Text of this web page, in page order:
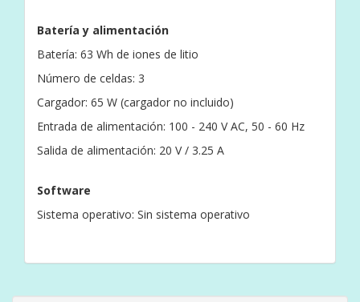
Batería y alimentación
Batería: 63 Wh de iones de litio
Número de celdas: 3
Cargador: 65 W (cargador no incluido)
Entrada de alimentación: 100 - 240 V AC, 50 - 60 Hz
Salida de alimentación: 20 V / 3.25 A
Software
Sistema operativo: Sin sistema operativo